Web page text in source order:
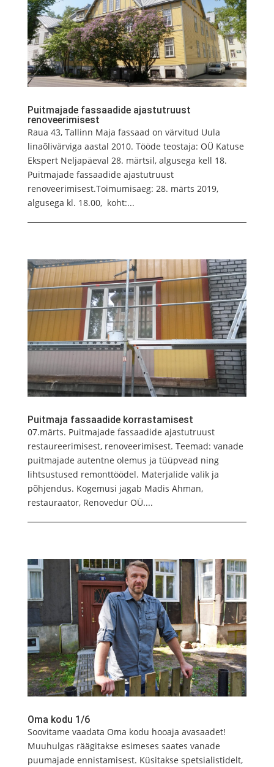
Puitmajade fassaadide ajastutruust
renoveerimisest
Raua 43, Tallinn Maja fassaad on värvitud Uula
linaõlivärviga aastal 2010. Tööde teostaja: OÜ Katuse
Ekspert Neljapäeval 28. märtsil, algusega kell 18.
Puitmajade fassaadide ajastutruust
renoveerimisest.Toimumisaeg: 28. märts 2019,
algusega kl. 18.00, koht:...
Puitmaja fassaadide korrastamisest
07.märts. Puitmajade fassaadide ajastutruust
restaureerimisest, renoveerimisest. Teemad: vanade
puitmajade autentne olemus ja tüüpvead ning
lihtsustused remonttöödel. Materjalide valik ja
põhjendus. Kogemusi jagab Madis Ahman,
restauraator, Renovedur OÜ....
Oma kodu 1/6
Soovitame vaadata Oma kodu hooaja avasaadet!
Muuhulgas räägitakse esimeses saates vanade
puumajade ennistamisest. Küsitakse spetsialistidelt,